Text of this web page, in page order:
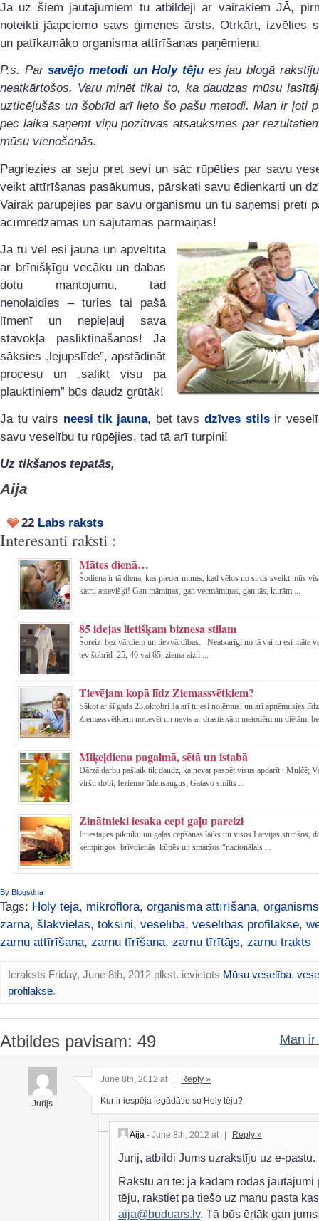
Ja uz šiem jautājumiem tu atbildēji ar vairākiem JĀ,
noteikti jāapciemo savs ģimenes ārsts. Otrkārt, izvēlies
un patīkamāko organisma attīrīšanas paņēmienu.
P.s. Parsavējo metodi un Holy tēju es jau blogā
neatkārtošos. Varu minēt tikai to, ka daudzas mūsu
uzticējušās un šobrīd arī lieto šo pašu metodi. Man ir ļoti
pēc laika saņemt viņu pozitīvās atsauksmes par
mūsu vienošanās.
Pagriezies ar seju pret sevi un sāc rūpēties par savu
veikt attīrīšanas pasākumus, pārskati savu ēdienkarti un
Vairāk parūpējies par savu organismu un tu saņemsi pretī
acīmredzamas un sajūtamas pārmaiņas!
Ja tu vēl esi jauna un apveltīta
ar brīnišķīgu vecāku un dabas
dotu mantojumu, tad
nenolaidies – turies tai pašā
līmenī un nepieļauj sava
stāvokļa pasliktināšanos! Ja
sāksies „lejupslīde”, apstādināt
procesu un „salikt visu pa
plauktiņiem” būs daudz grūtāk!
Ja tu vairs neesi tik jauna, bet tavs dzīves stilsir
savu veselību tu rūpējies, tad tā arī turpini!
Uz tikšanos tepatās,
Aija
22 Labs raksts
Interesanti raksti :
Mātes dienā…
Šodiena ir tā diena, kas pieder mums, kad vēlos no sirds sveikt mūs
katru atsevišķi! Gan māmiņas, gan vecmāmiņas, gan tās, kurām ...
85 idejas lietišķam biznesa stilam
Šoreiz bez vārdiem un liekvārdības. Neatkarīgi no tā vai tu esi māte
tev šobrīd 25, 40 vai 65, ziema aiz l ...
Tievējam kopā līdz Ziemassvētkiem?
Sākot ar šī gada 23.oktobri Ja arī tu esi nolēmusi un arī apņēmusies līdz
Ziemassvētkiem notievēt un nevis ar drastiskām metodēm un diētām,
Miķeļdiena pagalmā, sētā un istabā
Dārzā darbu pašlaik tik daudz, ka nevar paspēt visus apdarīt : Mulčē;
viršu dobi; Ieziemo ūdensaugus; Gatavo smilts ...
Zinātnieki iesaka cept gaļu pareizi
Ir iestājies pikniku un gaļas cepšanas laiks un visos Latvijas stūrīšos,
kempingos brīvdienās kūpēs un smaržos “nacionālais ...
By Blogsdna
Tags: Holy tēja, mikroflora, organisma attīrīšana, organisms
zarna, šlakvielas, toksīni, veselība, veselības profilakse,
zarnu attīrīšana, zarnu tīrīšana, zarnu tīrītājs, zarnu trakts
Ieraksts Friday, June 8th, 2012 plkst. ievietots Mūsu veselība,
profilakse.
Atbildes pavisam: 49 Man ir
Jurijs
June 8th, 2012 at | Reply »
Kur ir iespēja iegādātie so Holy tēju?
Aija - June 8th, 2012 at Reply »
Jurij, atbildi Jums uzrakstīju uz e-pastu.
Rakstu arī te: ja kādam rodas jautājumi
tēju, rakstiet pa tiešo uz manu pasta
aija@buduars.lv. Tā būs ēŗtāk gan